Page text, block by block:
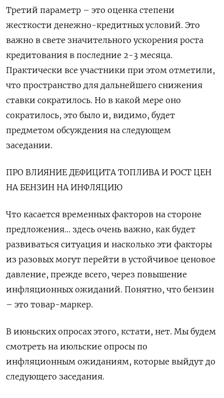
Третий параметр – это оценка степени
жесткости денежно-кредитных условий. Это
важно в свете значительного ускорения роста
кредитования в последние 2-3 ‌месяца.
Практически все участники при этом отметили,
что пространство для дальнейшего снижения
ставки сократилось. Но в какой мере оно
сократилось, это было и, видимо, будет
предметом обсуждения на следующем
заседании.
ПРО ВЛИЯНИЕ ДЕФИЦИТА ТОПЛИВА И РОСТ ЦЕН
НА БЕНЗИН НА ИНФЛЯЦИЮ
Что касается временных факторов на стороне
предложения... здесь очень важно, как будет
развиваться ситуация и насколько эти факторы
из разовых могут ​перейти в устойчивое ценовое
давление, прежде всего, через повышение
инфляционных ​ожиданий. Понятно, что бензин
– это товар-маркер.
В июньских опросах этого, ‌кстати, нет. Мы будем
смотреть на июльские опросы по
инфляционным ожиданиям, которые выйдут до
следующего заседания.